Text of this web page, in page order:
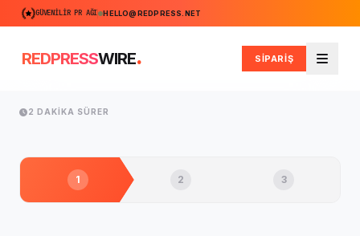
GÜVENILIR PR AĞI HELLO@REDPRESS.NET
REDPRESSWIRE. SİPARİŞ
Men
2 DAKIKA SÜRER
1 2 3